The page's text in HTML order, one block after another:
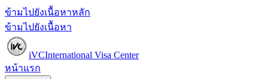
ข้ามไปยังเนื้อหาหลัก
ข้ามไปยังเนื้อหา
iVCInternational Visa Center
หน้าแรก